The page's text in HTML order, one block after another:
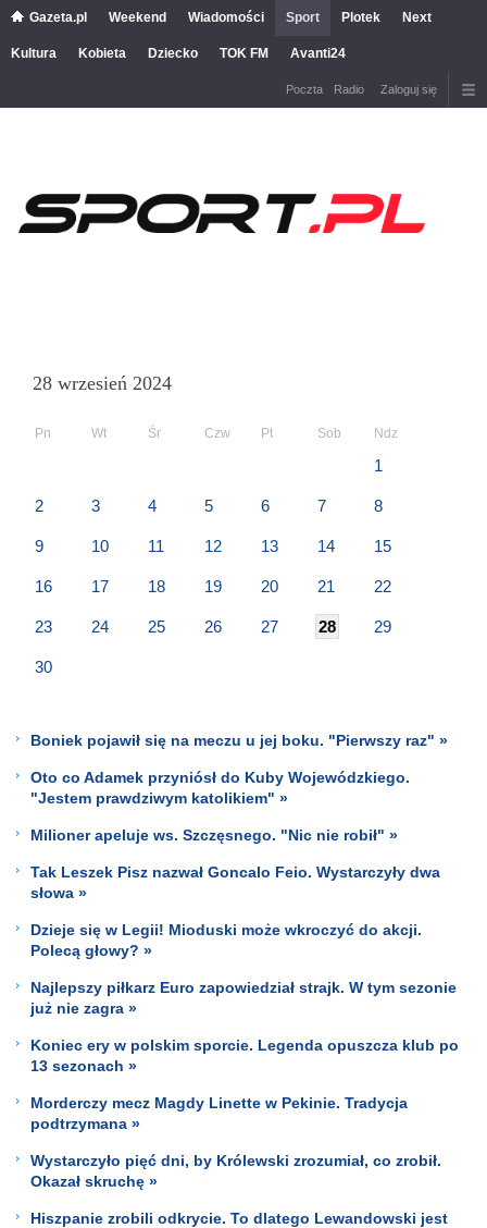
Gazeta.pl Weekend Wiadomości Sport Plotek Next
Kultura Kobieta Dziecko TOK FM Avanti24
Poczta Radio Zaloguj się
28 wrzesień 2024
Pn Wt Śr Czw Pt Sob Ndz
1
2 3 4 5 6 7 8
9 10 11 12 13 14 15
16 17 18 19 20 21 22
23 24 25 26 27 28 29
30
Boniek pojawił się na meczu u jej boku. "Pierwszy raz" »
Oto co Adamek przyniósł do Kuby Wojewódzkiego.
"Jestem prawdziwym katolikiem" »
Milioner apeluje ws. Szczęsnego. "Nic nie robił" »
Tak Leszek Pisz nazwał Goncalo Feio. Wystarczyły dwa
słowa »
Dzieje się w Legii! Mioduski może wkroczyć do akcji.
Polecą głowy? »
Najlepszy piłkarz Euro zapowiedział strajk. W tym sezonie
już nie zagra »
Koniec ery w polskim sporcie. Legenda opuszcza klub po
13 sezonach »
Morderczy mecz Magdy Linette w Pekinie. Tradycja
podtrzymana »
Wystarczyło pięć dni, by Królewski zrozumiał, co zrobił.
Okazał skruchę »
Hiszpanie zrobili odkrycie. To dlatego Lewandowski jest